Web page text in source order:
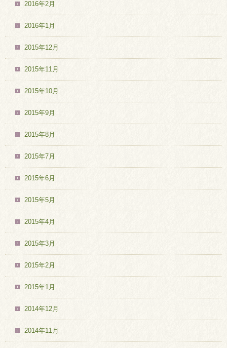
2016年2月
2016年1月
2015年12月
2015年11月
2015年10月
2015年9月
2015年8月
2015年7月
2015年6月
2015年5月
2015年4月
2015年3月
2015年2月
2015年1月
2014年12月
2014年11月